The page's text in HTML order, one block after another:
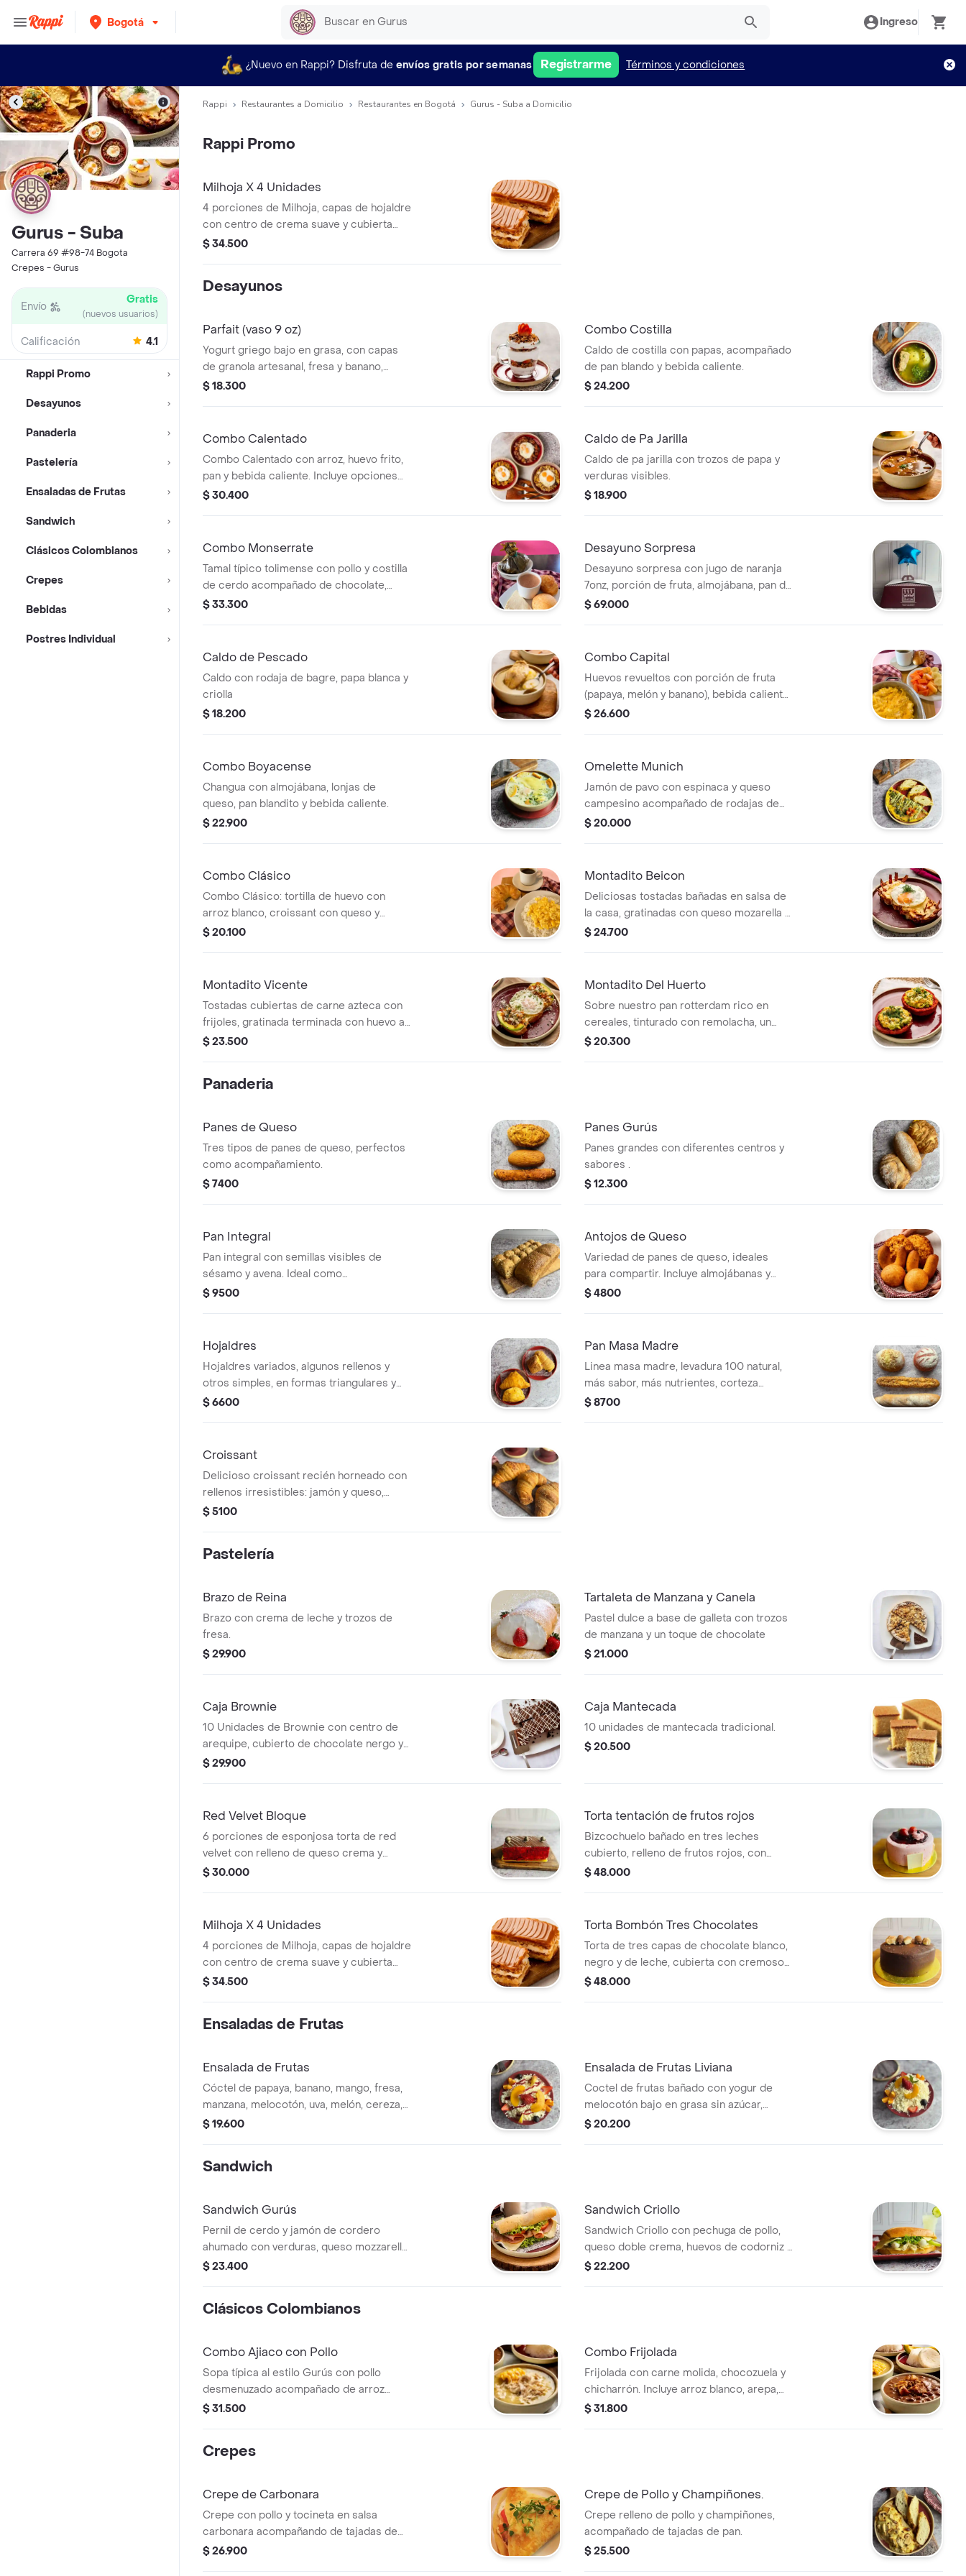
Bogotá Ingreso
¿Nuevo en Rappi? Disfruta de envíos gratis por semanas Registrarme Términos y condiciones
Gurus - Suba
Carrera 69 #98-74 Bogota
Crepes - Gurus
Envío Gratis
(nuevos usuarios)
Calificación 4.1
Rappi Promo
Desayunos
Panaderia
Pastelería
Ensaladas de Frutas
Sandwich
Clásicos Colombianos
Crepes
Bebidas
Postres Individual
Rappi Restaurantes a Domicilio Restaurantes en Bogotá Gurus - Suba a Domicilio
Rappi Promo
Milhoja X 4 Unidades
4 porciones de Milhoja, capas de hojaldre
con centro de crema suave y cubierta
arequipe.
$ 34.500
Desayunos
Parfait (vaso 9 oz)
Yogurt griego bajo en grasa, con capas
de granola artesanal, fresa y banano,
coronado con un toque de miel en la
$ 18.300
Combo Costilla
Caldo de costilla con papas, acompañado
de pan blando y bebida caliente.
$ 24.200
Combo Calentado
Combo Calentado con arroz, huevo frito,
pan y bebida caliente. Incluye opciones
de carne.
$ 30.400
Caldo de Pa Jarilla
Caldo de pa jarilla con trozos de papa y
verduras visibles.
$ 18.900
Combo Monserrate
Tamal típico tolimense con pollo y costilla
de cerdo acompañado de chocolate,
almojábana, pan blandito, porción de
$ 33.300
Desayuno Sorpresa
Desayuno sorpresa con jugo de naranja
7onz, porción de fruta, almojábana, pan de
queso, mogolla, globo y tarjeta especial.
$ 69.000
Caldo de Pescado
Caldo con rodaja de bagre, papa blanca y
criolla
$ 18.200
Combo Capital
Huevos revueltos con porción de fruta
(papaya, melón y banano), bebida caliente
y pan blandito.
$ 26.600
Combo Boyacense
Changua con almojábana, lonjas de
queso, pan blandito y bebida caliente.
$ 22.900
Omelette Munich
Jamón de pavo con espinaca y queso
campesino acompañado de rodajas de
pan francés
$ 20.000
Combo Clásico
Combo Clásico: tortilla de huevo con
arroz blanco, croissant con queso y
bebida caliente.
$ 20.100
Montadito Beicon
Deliciosas tostadas bañadas en salsa de
la casa, gratinadas con queso mozarella y
un toque de parmesano, con huevo y
$ 24.700
Montadito Vicente
Tostadas cubiertas de carne azteca con
frijoles, gratinada terminada con huevo al
horno aguacate, pico de gallo y un toque
$ 23.500
Montadito Del Huerto
Sobre nuestro pan rotterdam rico en
cereales, tinturado con remolacha, un
delicioso puré de aguacate con huevos
$ 20.300
Panaderia
Panes de Queso
Tres tipos de panes de queso, perfectos
como acompañamiento.
$ 7400
Panes Gurús
Panes grandes con diferentes centros y
sabores .
$ 12.300
Pan Integral
Pan integral con semillas visibles de
sésamo y avena. Ideal como
acompañamiento.
$ 9500
Antojos de Queso
Variedad de panes de queso, ideales
para compartir. Incluye almojábanas y
pandebonos.
$ 4800
Hojaldres
Hojaldres variados, algunos rellenos y
otros simples, en formas triangulares y
rectangulares.
$ 6600
Pan Masa Madre
Linea masa madre, levadura 100 natural,
más sabor, más nutrientes, corteza
crujiente y miga suave
$ 8700
Croissant
Delicioso croissant recién horneado con
rellenos irresistibles: jamón y queso,
bocadillo y queso o solo queso.
$ 5100
Pastelería
Brazo de Reina
Brazo con crema de leche y trozos de
fresa.
$ 29.900
Tartaleta de Manzana y Canela
Pastel dulce a base de galleta con trozos
de manzana y un toque de chocolate
$ 21.000
Caja Brownie
10 Unidades de Brownie con centro de
arequipe, cubierto de chocolate nergo y
blanco
$ 29.900
Caja Mantecada
10 unidades de mantecada tradicional.
$ 20.500
Red Velvet Bloque
6 porciones de esponjosa torta de red
velvet con relleno de queso crema y
vainilla.
$ 30.000
Torta tentación de frutos rojos
Bizcochuelo bañado en tres leches
cubierto, relleno de frutos rojos, con
mora, fresa, agraz y laminas de chocolate
$ 48.000
Milhoja X 4 Unidades
4 porciones de Milhoja, capas de hojaldre
con centro de crema suave y cubierta
arequipe.
$ 34.500
Torta Bombón Tres Chocolates
Torta de tres capas de chocolate blanco,
negro y de leche, cubierta con cremoso
de chocolate.
$ 48.000
Ensaladas de Frutas
Ensalada de Frutas
Cóctel de papaya, banano, mango, fresa,
manzana, melocotón, uva, melón, cereza,
cubierto con queso campesino, salsa de
$ 19.600
Ensalada de Frutas Liviana
Coctel de frutas bañado con yogur de
melocotón bajo en grasa sin azúcar,
queso campesino y miel. (610 gr).
$ 20.200
Sandwich
Sandwich Gurús
Pernil de cerdo y jamón de cordero
ahumado con verduras, queso mozzarella
en pan francés
$ 23.400
Sandwich Criollo
Sandwich Criollo con pechuga de pollo,
queso doble crema, huevos de codorniz y
verduras en pan blando.
$ 22.200
Clásicos Colombianos
Combo Ajiaco con Pollo
Sopa típica al estilo Gurús con pollo
desmenuzado acompañado de arroz
blanco, aguacate y bebida fría.
$ 31.500
Combo Frijolada
Frijolada con carne molida, chocozuela y
chicharrón. Incluye arroz blanco, arepa,
aguacate y bebida fría.
$ 31.800
Crepes
Crepe de Carbonara
Crepe con pollo y tocineta en salsa
carbonara acompañando de tajadas de
pan francés.
$ 26.900
Crepe de Pollo y Champiñones.
Crepe relleno de pollo y champiñones,
acompañado de tajadas de pan.
$ 25.500